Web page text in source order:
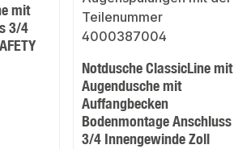
mit
3/4
Notdusche ClassicLine mit
Augendusche mit
Auffangbecken
Bodenmontage Anschluss
3/4 Innengewinde Zoll